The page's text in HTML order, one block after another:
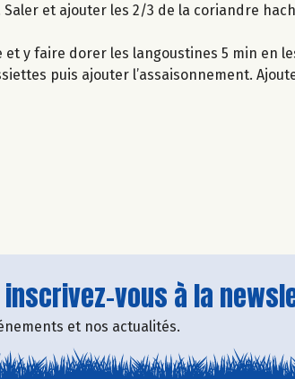
et ajouter les 2/3 de la coriandre
y faire dorer les langoustines 5 min en
puis ajouter l’assaisonnement.
vous à la
et nos actualités.